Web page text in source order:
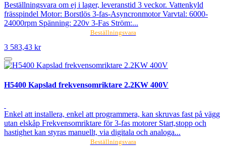
Beställningsvara om ej i lager, leveranstid 3 veckor. Vattenkyld
frässpindel Motor: Borstlös 3-fas-Asyncronmotor Varvtal: 6000-
24000rpm Spänning: 220v 3-Fas Ström:...
Beställningsvara
3 583,43 kr
H5400 Kapslad frekvensomriktare 2.2KW 400V
Enkel att installera, enkel att programmera, kan skruvas fast på vägg
utan elskåp Frekvensomriktare för 3-fas motorer Start,stopp och
hastighet kan styras manuellt, via digitala och analoga...
Beställningsvara